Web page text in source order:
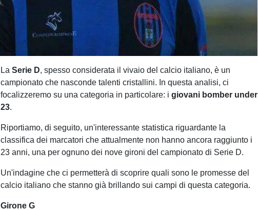
LaSerie D, spesso considerata il vivaio del calcio italiano, è un
campionato che nasconde talenti cristallini. In questa analisi, ci
focalizzeremo su una categoria in particolare: igiovani bomber under
23.
Riportiamo, di seguito, un'interessante statistica riguardante la
classifica dei marcatori che attualmente non hanno ancora raggiunto i
23 anni, una per ognuno dei nove gironi del campionato di Serie D.
Un'indagine che ci permetterà di scoprire quali sono le promesse del
calcio italiano che stanno già brillando sui campi di questa categoria.
Girone G